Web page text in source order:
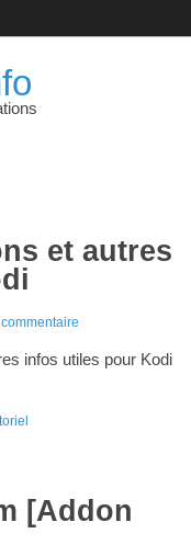
et autres
infos utiles pour Kodi
[Addon